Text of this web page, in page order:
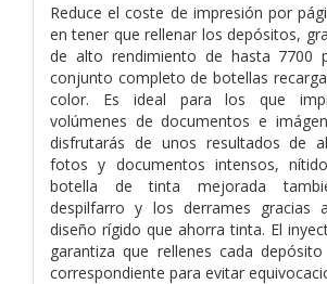
Reduce el coste de impresión por
en tener que rellenar los depósitos,
de alto rendimiento de hasta 7700
conjunto completo de botellas
color. Es ideal para los que
volúmenes de documentos e
disfrutarás de unos resultados de
fotos y documentos intensos,
botella de tinta mejorada
despilfarro y los derrames gracias
diseño rígido que ahorra tinta. El
garantiza que rellenes cada
correspondiente para evitar